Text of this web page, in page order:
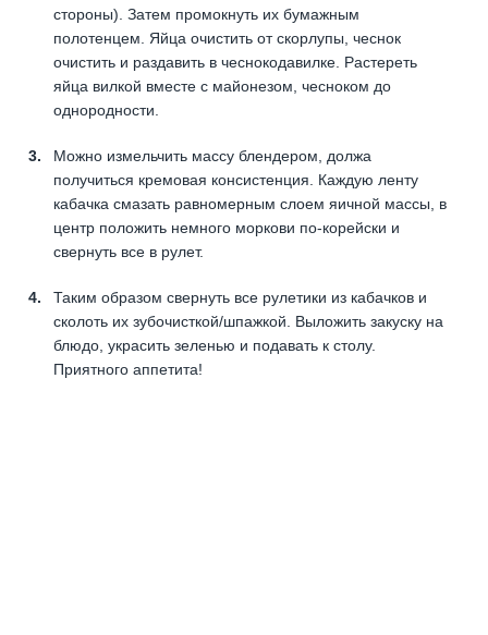
стороны). Затем промокнуть их бумажным
полотенцем. Яйца очистить от скорлупы, чеснок
очистить и раздавить в чеснокодавилке. Растереть
яйца вилкой вместе с майонезом, чесноком до
однородности.
Можно измельчить массу блендером, должа
получиться кремовая консистенция. Каждую ленту
кабачка смазать равномерным слоем яичной массы, в
центр положить немного моркови по-корейски и
свернуть все в рулет.
Таким образом свернуть все рулетики из кабачков и
сколоть их зубочисткой/шпажкой. Выложить закуску на
блюдо, украсить зеленью и подавать к столу.
Приятного аппетита!